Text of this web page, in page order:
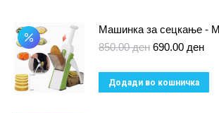
Машинка за сецкање -
850.00ден Original
was:
850.00 ден.
690.00 ден
is:
Додади во кошничка